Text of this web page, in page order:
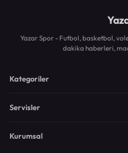
Yazar Spor - Futbol, basketbol,
dakika haberleri,
Kategoriler
Servisler
Kurumsal